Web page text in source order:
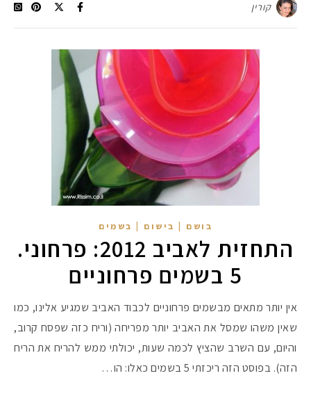
קורין
בושם | בישום | בשמים
התחזית לאביב 2012: פרחוני.
5 בשמים פרחוניים
אין יותר מתאים מבשמים פרחוניים לכבוד האביב שמגיע אלינו, כמו
שאין משהו שמסל את האביב יותר מפריחה (וריח כזה שפסח קרוב,
והיום, עם השרב שהציץ לכמה שעות, יכולתי ממש להריח את הריח
הזה). בפוסט הזה ריכזתי 5 בשמים כאלו: הו…